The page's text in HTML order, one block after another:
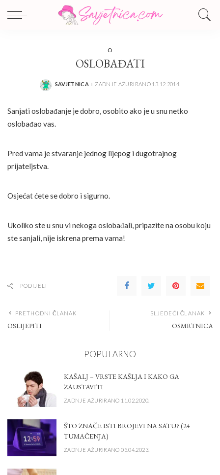
O
OSLOBAĐATI
POSTED
SAVJETNICA ZADNJE AŽURIRANO 13.12.2014.
Sanjati oslobađanje je dobro, osobito ako je u snu netko
oslobađao vas.
Pred vama je stvaranje jednog lijepog i dugotrajnog
prijateljstva.
Osjećat ćete se dobro i sigurno.
Ukoliko ste u snu vi nekoga oslobađali, pripazite na osobu koju
ste sanjali, nije iskrena prema vama!
PODIJELI
PRETHODNI ČLANAK
OSLIJEPITI
SLJEDEĆI ČLANAK
OSMRTNICA
POPULARNO
KAŠALJ – VRSTE KAŠLJA I KAKO GA
ZAUSTAVITI
ZADNJE AŽURIRANO 11.02.2020.
ŠTO ZNAČE ISTI BROJEVI NA SATU? (24
TUMAČENJA)
ZADNJE AŽURIRANO 05.04.2023.